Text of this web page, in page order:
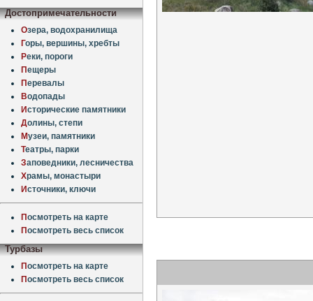
Достопримечательности
Озера, водохранилища
Горы, вершины, хребты
Реки, пороги
Пещеры
Перевалы
Водопады
Исторические памятники
Долины, степи
Музеи, памятники
Театры, парки
Заповедники, лесничества
Храмы, монастыри
Источники, ключи
Посмотреть на карте
Посмотреть весь список
Турбазы
Посмотреть на карте
Посмотреть весь список